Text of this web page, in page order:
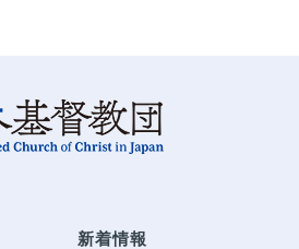
新着情報